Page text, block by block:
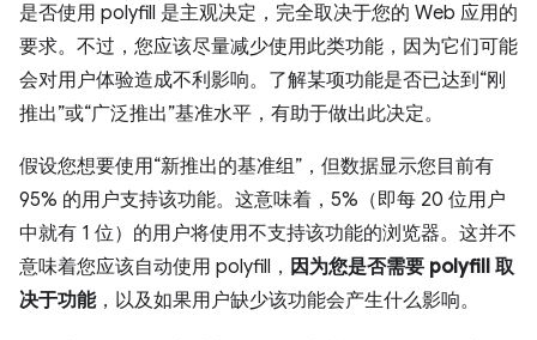
是否使用 polyfill 是主观决定，完全取决于您的 Web 应用的
要求。不过，您应该尽量减少使用此类功能，因为它们可能
会对用户体验造成不利影响。了解某项功能是否已达到“刚
推出”或“广泛推出”基准水平，有助于做出此决定。
假设您想要使用“新推出的基准组”，但数据显示您目前有
95% 的用户支持该功能。这意味着，5%（即每 20 位用户
中就有 1 位）的用户将使用不支持该功能的浏览器。这并不
意味着您应该自动使用 polyfill， 因为您是否需要 polyfill 取
决于功能，以及如果用户缺少该功能会产生什么影响。